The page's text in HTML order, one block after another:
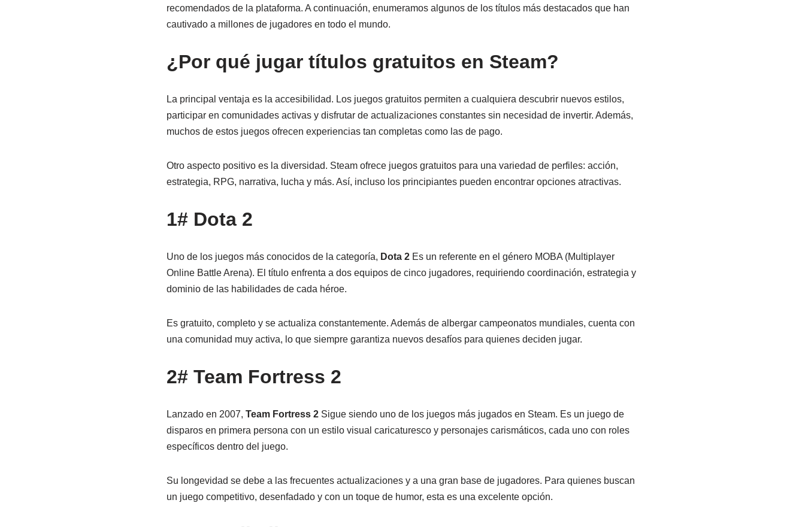
recomendados de la plataforma. A continuación, enumeramos algunos de los títulos más destacados que han
cautivado a millones de jugadores en todo el mundo.
¿Por qué jugar títulos gratuitos en Steam?
La principal ventaja es la accesibilidad. Los juegos gratuitos permiten a cualquiera descubrir nuevos estilos,
participar en comunidades activas y disfrutar de actualizaciones constantes sin necesidad de invertir. Además,
muchos de estos juegos ofrecen experiencias tan completas como las de pago.
Otro aspecto positivo es la diversidad. Steam ofrece juegos gratuitos para una variedad de perfiles: acción,
estrategia, RPG, narrativa, lucha y más. Así, incluso los principiantes pueden encontrar opciones atractivas.
1# Dota 2
Uno de los juegos más conocidos de la categoría, Dota 2Es un referente en el género MOBA (Multiplayer
Online Battle Arena). El título enfrenta a dos equipos de cinco jugadores, requiriendo coordinación, estrategia y
dominio de las habilidades de cada héroe.
Es gratuito, completo y se actualiza constantemente. Además de albergar campeonatos mundiales, cuenta con
una comunidad muy activa, lo que siempre garantiza nuevos desafíos para quienes deciden jugar.
2# Team Fortress 2
Lanzado en 2007, Team Fortress 2Sigue siendo uno de los juegos más jugados en Steam. Es un juego de
disparos en primera persona con un estilo visual caricaturesco y personajes carismáticos, cada uno con roles
específicos dentro del juego.
Su longevidad se debe a las frecuentes actualizaciones y a una gran base de jugadores. Para quienes buscan
un juego competitivo, desenfadado y con un toque de humor, esta es una excelente opción.